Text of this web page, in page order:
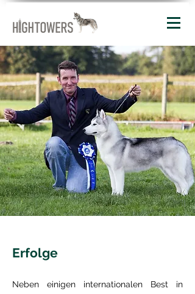
Erfolge
Neben einigen internationalen Best in